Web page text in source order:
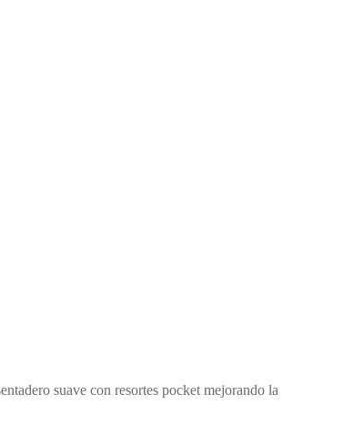
suave con resortes pocket mejorando la